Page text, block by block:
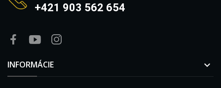
+421 903 562 654
INFORMÁCIE 